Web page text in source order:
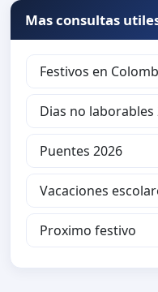
Mas consultas
Festivos en
Dias no laborables
Puentes 2026
Vacaciones
Proximo festivo